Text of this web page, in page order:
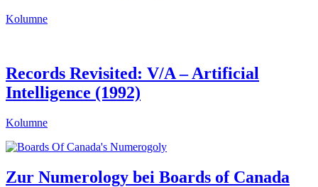
Kolumne
Records Revisited: V/A – Artificial
Intelligence (1992)
Kolumne
Zur Numerology bei Boards of Canada